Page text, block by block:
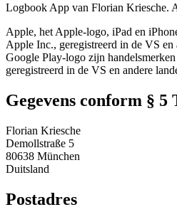
Logbook App van Florian Kriesche.
Apple, het Apple-logo, iPad en
Apple Inc., geregistreerd in de VS
Google Play-logo zijn
geregistreerd in de VS en andere
Gegevens conform § 5
Florian Kriesche
Demollstraße 5
80638 München
Duitsland
Postadres